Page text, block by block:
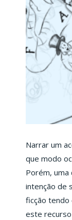
Narrar um
que modo
Porém,
intenção de
ficção tendo
este